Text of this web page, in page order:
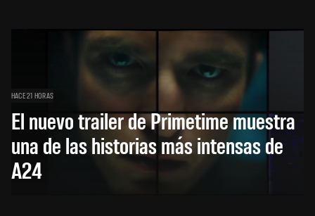
HACE 21 HORAS
El nuevo trailer de Primetime muestra
una de las historias más intensas de
A24